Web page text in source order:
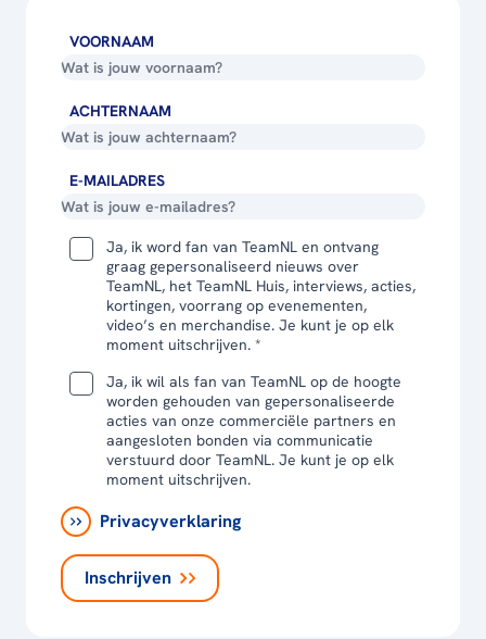
VOORNAAM
ACHTERNAAM
E-MAILADRES
Ja, ik word fan van TeamNL en ontvang
graag gepersonaliseerd nieuws over
TeamNL, het TeamNL Huis, interviews, acties,
kortingen, voorrang op evenementen,
video’s en merchandise. Je kunt je op elk
moment uitschrijven. *
Ja, ik wil als fan van TeamNL op de hoogte
worden gehouden van gepersonaliseerde
acties van onze commerciële partners en
aangesloten bonden via communicatie
verstuurd door TeamNL. Je kunt je op elk
moment uitschrijven.
Privacyverklaring
Inschrijven